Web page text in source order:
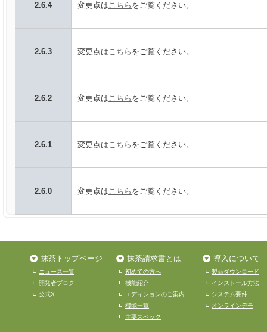
2.6.4 変更点はこちら をご覧ください。
2.6.3 変更点はこちら をご覧ください。
2.6.2 変更点はこちら をご覧ください。
2.6.1 変更点はこちら をご覧ください。
2.6.0 変更点はこちら をご覧ください。
抹茶トップページ
ニュース一覧
開発者ブログ
公式X
抹茶請求書とは
初めての方へ
機能紹介
エディションのご案内
機能一覧
主要スペック
導入について
製品ダウンロード
インストール方法
システム要件
オンラインデモ